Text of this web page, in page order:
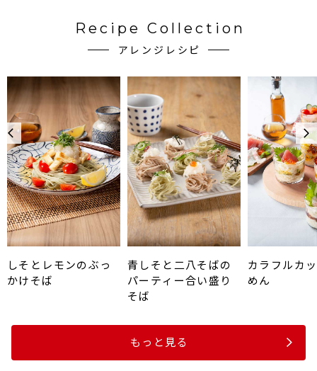
Recipe Collection
アレンジレシピ
しそとレモンのぶっ
かけそば
青しそと二八そばの
パーティー合い盛り
そば
カラフルカ
めん
もっと見る